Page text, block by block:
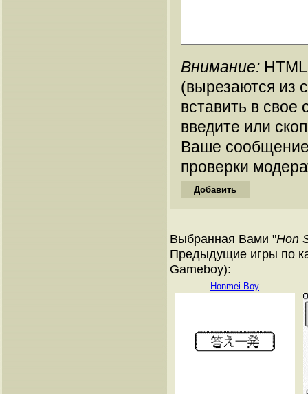
Внимание:
(вырезаются из
вставить в
введите или
Ваше
проверки
Выбранная Вами "Hon
Предыдущие игры по
Gameboy):
Honmei Boy